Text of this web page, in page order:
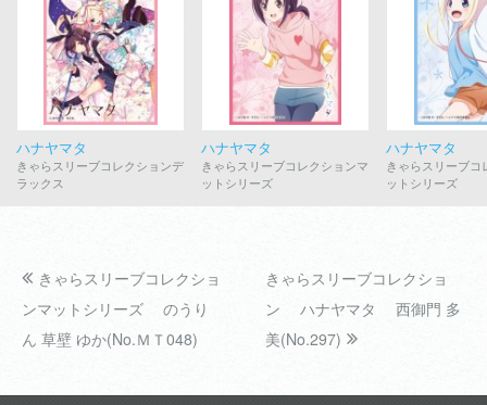
ハナヤマタ
きゃらスリーブコレクションデ
ラックス
ハナヤマタ
きゃらスリーブコレクションマ
ットシリーズ
ハナヤマタ
きゃらスリーブコ
ットシリーズ
きゃらスリーブコレクショ
ンマットシリーズ のうり
ん 草壁 ゆか(No.ＭＴ048)
きゃらスリーブコレクショ
ン ハナヤマタ 西御門 多
美(No.297)